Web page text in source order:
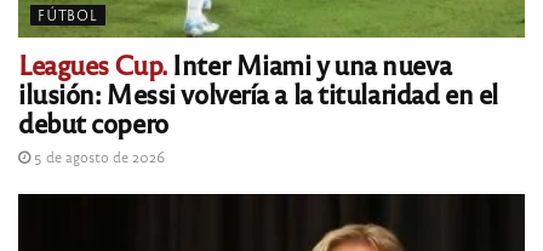
FÚTBOL
Leagues Cup.Inter Miami y una nueva
ilusión: Messi volvería a la titularidad en el
debut copero
5 de agosto de 2026